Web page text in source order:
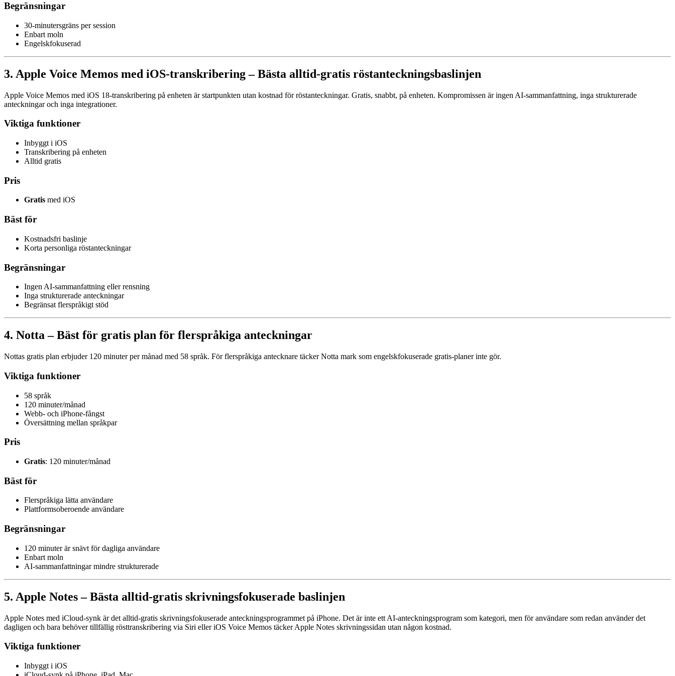
Begränsningar
30-minutersgräns per session
Enbart moln
Engelskfokuserad
3. Apple Voice Memos med iOS-transkribering – Bästa alltid-gratis röstanteckningsbaslinjen
Apple Voice Memos med iOS 18-transkribering på enheten är startpunkten utan kostnad för röstanteckningar. Gratis, snabbt, på enheten. Kompromissen är ingen AI-sammanfattning, inga strukturerade
anteckningar och inga integrationer.
Viktiga funktioner
Inbyggt i iOS
Transkribering på enheten
Alltid gratis
Pris
Gratis med iOS
Bäst för
Kostnadsfri baslinje
Korta personliga röstanteckningar
Begränsningar
Ingen AI-sammanfattning eller rensning
Inga strukturerade anteckningar
Begränsat flerspråkigt stöd
4. Notta – Bäst för gratis plan för flerspråkiga anteckningar
Nottas gratis plan erbjuder 120 minuter per månad med 58 språk. För flerspråkiga antecknare täcker Notta mark som engelskfokuserade gratis-planer inte gör.
Viktiga funktioner
58 språk
120 minuter/månad
Webb- och iPhone-fångst
Översättning mellan språkpar
Pris
Gratis: 120 minuter/månad
Bäst för
Flerspråkiga lätta användare
Plattformsoberoende användare
Begränsningar
120 minuter är snävt för dagliga användare
Enbart moln
AI-sammanfattningar mindre strukturerade
5. Apple Notes – Bästa alltid-gratis skrivningsfokuserade baslinjen
Apple Notes med iCloud-synk är det alltid-gratis skrivningsfokuserade anteckningsprogrammet på iPhone. Det är inte ett AI-anteckningsprogram som kategori, men för användare som redan använder det
dagligen och bara behöver tillfällig rösttranskribering via Siri eller iOS Voice Memos täcker Apple Notes skrivningssidan utan någon kostnad.
Viktiga funktioner
Inbyggt i iOS